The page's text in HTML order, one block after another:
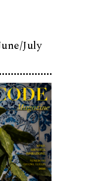
July